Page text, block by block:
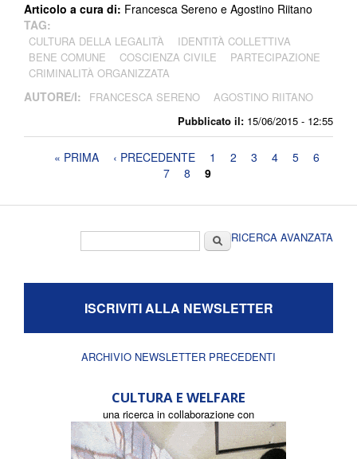
Pubblicato il: 15/06/2015 - 12:55
Articolo a cura di: Francesca Sereno e Agostino Riitano
TAG:
CULTURA DELLA LEGALITÀ
IDENTITÀ COLLETTIVA
BENE COMUNE
COSCIENZA CIVILE
PARTECIPAZIONE
CRIMINALITÀ ORGANIZZATA
AUTORE/I: FRANCESCA SERENO AGOSTINO RIITANO
Pagine« PRIMA ‹ PRECEDENTE 1 2 3 4 5
6
7
8 9
CercaRICERCA AVANZATA
ISCRIVITI ALLA NEWSLETTER
ARCHIVIO NEWSLETTER PRECEDENTI
CULTURA E WELFARE
una ricerca in collaborazione con